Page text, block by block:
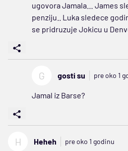
ugovora Jamala… James
penziju.. Luka sledece
se pridruzuje Jokicu u
G gosti su pre oko 1
Jamal iz Barse?
H Heheh pre oko 1 godinu